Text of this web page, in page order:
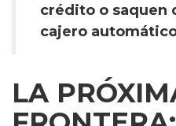
crédito o saquen
cajero
LA